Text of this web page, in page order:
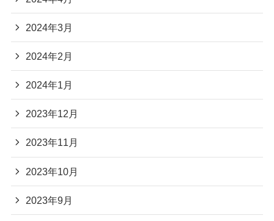
2024年3月
2024年2月
2024年1月
2023年12月
2023年11月
2023年10月
2023年9月